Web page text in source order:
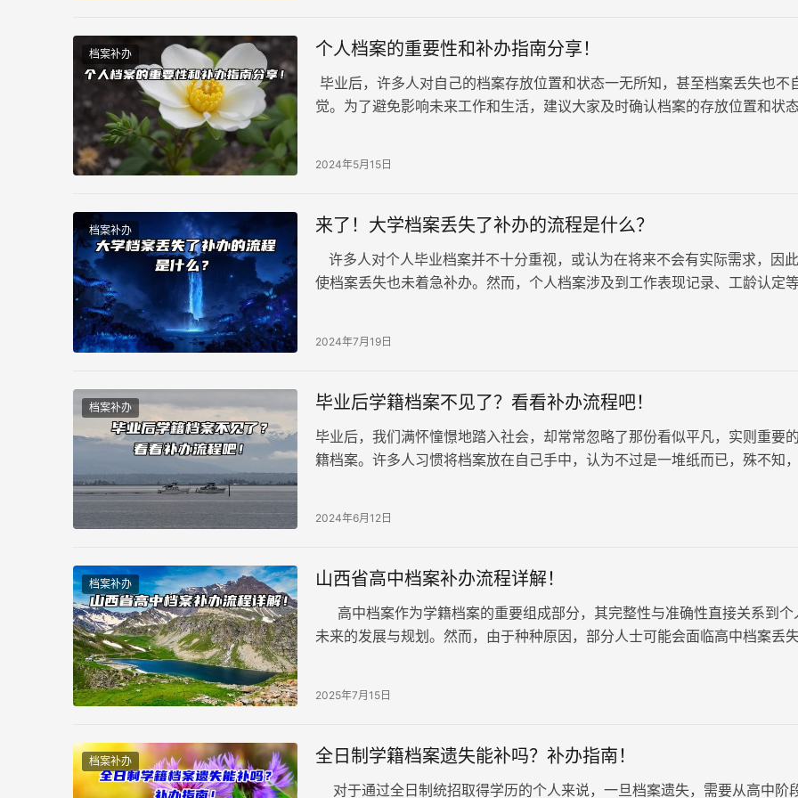
档案补办 个人档案的重要性和补办指南分享！
毕业后，许多人对自己的档案存放位置和状态一无所知，甚至档案丢失也不
觉。为了避免影响未来工作和生活，建议大家及时确认档案的存放位置和状态
2024年5月15日
档案补办 来了！大学档案丢失了补办的流程是什么？
许多人对个人毕业档案并不十分重视，或认为在将来不会有实际需求，因
使档案丢失也未着急补办。然而，个人档案涉及到工作表现记录、工龄认定
2024年7月19日
档案补办 毕业后学籍档案不见了？看看补办流程吧！
毕业后，我们满怀憧憬地踏入社会，却常常忽略了那份看似平凡，实则重要
籍档案。许多人习惯将档案放在自己手中，认为不过是一堆纸而已，殊不知
认证？再比如，你想要出国深造，却被告知需要提供学籍档案？这些都是档
2024年6月12日
档案补办 山西省高中档案补办流程详解！
高中档案作为学籍档案的重要组成部分，其完整性与准确性直接关系到个
未来的发展与规划。然而，由于种种原因，部分人士可能会面临高中档案丢
2025年7月15日
档案补办 全日制学籍档案遗失能补吗？补办指南！
对于通过全日制统招取得学历的个人来说，一旦档案遗失，需要从高中阶